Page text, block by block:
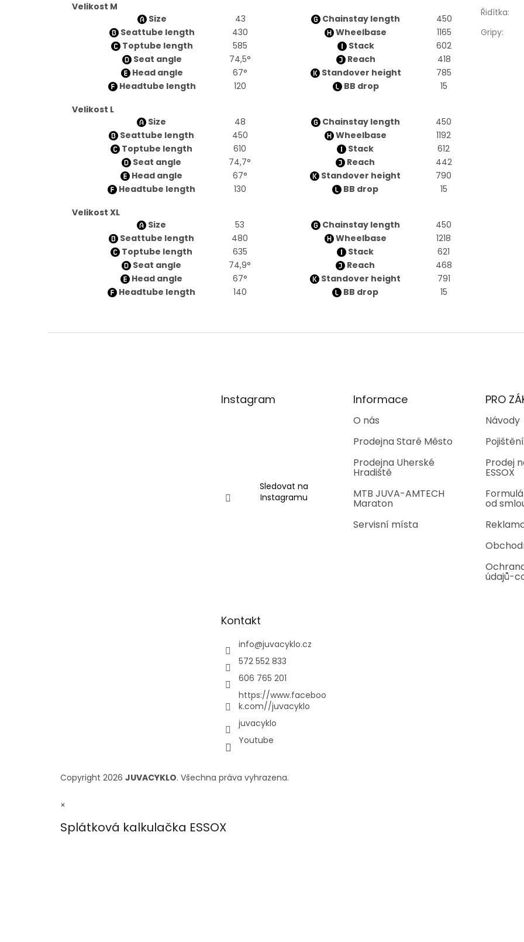
Velikost M
Size
43
Seattube length
430
Toptube length
585
Seat angle
74,5°
Head angle
67°
Headtube length
120
Chainstay length
450
Wheelbase
1165
Stack
602
Reach
418
Standover height
785
BB drop
15
Velikost L
Size
48
Seattube length
450
Toptube length
610
Seat angle
74,7°
Head angle
67°
Headtube length
130
Chainstay length
450
Wheelbase
1192
Stack
612
Reach
442
Standover height
790
BB drop
15
Velikost XL
Size
53
Seattube length
480
Toptube length
635
Seat angle
74,9°
Head angle
67°
Headtube length
140
Chainstay length
450
Wheelbase
1218
Stack
621
Reach
468
Standover height
791
BB drop
15
Řidítka:
Gripy:
Instagram
Sledovat na
Instagramu
Informace
O nás
Prodejna Staré Město
Prodejna Uherské
Hradiště
MTB JUVA-AMTECH
Maraton
Servisní místa
PRO
Návody
Prodej
ESSOX
od
údajů-
Kontakt
info@juvacyklo.cz
572 552 833
606 765 201
https://www.faceboo
k.com//juvacyklo
juvacyklo
Youtube
Copyright 2026 JUVACYKLO. Všechna práva vyhrazena.
×
Splátková kalkulačka ESSOX